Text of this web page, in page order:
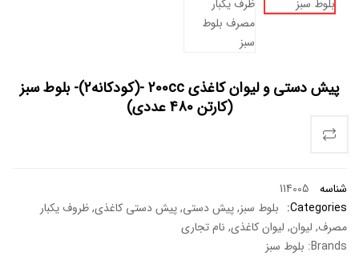
پیش دستی و لیوان کاغذی 200cc -(کودکانه2)- بلوط سبز
(کارتن 480 عددی)
شناسه
114005
Categories:
بلوط سبز,پیش دستی,پیش دستی کاغذی,ظروف یکبار
مصرف, لیوان, لیوان کاغذی, نام تجاری
Brands: بلوط سبز